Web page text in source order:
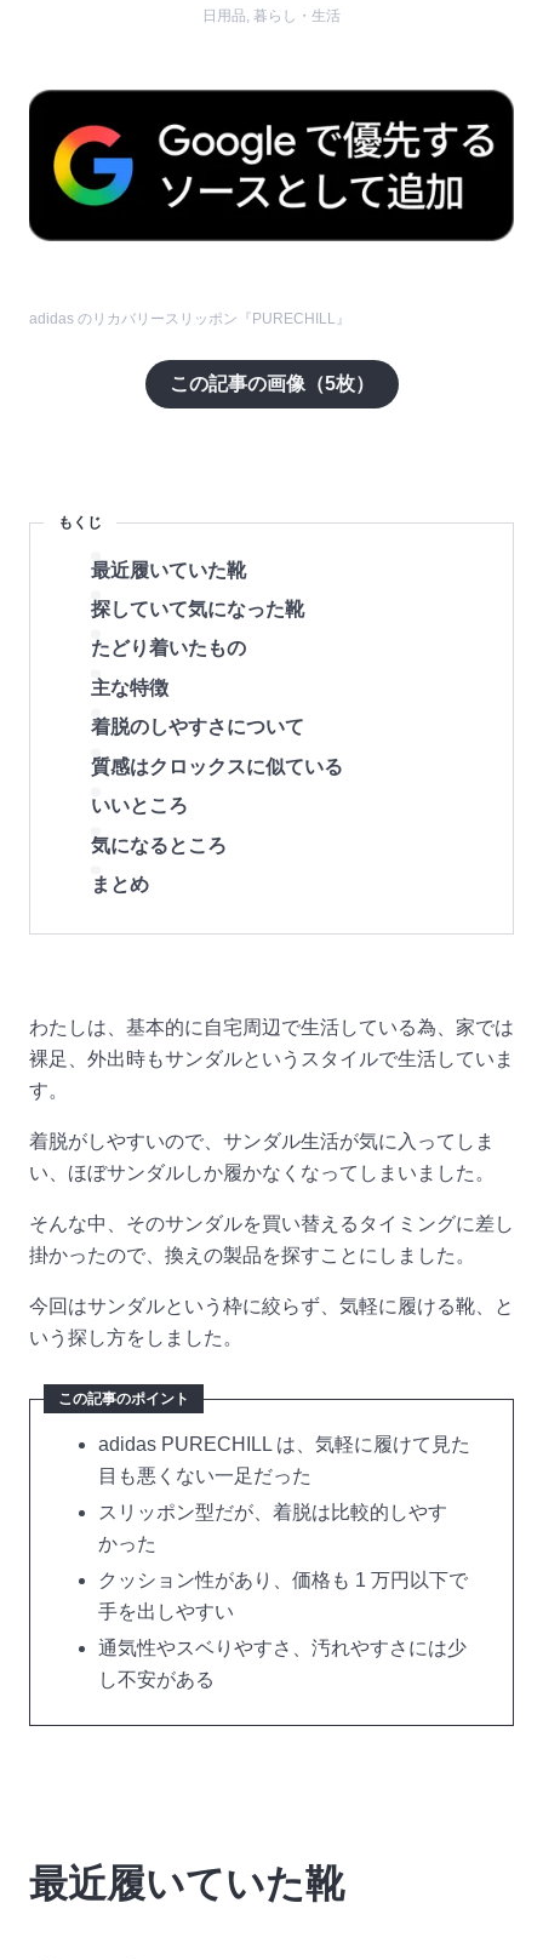
日用品, 暮らし・生活
adidas のリカバリースリッポン『PURECHILL』
この記事の画像（5枚）
もくじ
最近履いていた靴
探していて気になった靴
たどり着いたもの
主な特徴
着脱のしやすさについて
質感はクロックスに似ている
いいところ
気になるところ
まとめ
わたしは、基本的に自宅周辺で生活している為、家では
裸足、外出時もサンダルというスタイルで生活していま
す。
着脱がしやすいので、サンダル生活が気に入ってしま
い、ほぼサンダルしか履かなくなってしまいました。
そんな中、そのサンダルを買い替えるタイミングに差し
掛かったので、換えの製品を探すことにしました。
今回はサンダルという枠に絞らず、気軽に履ける靴、と
いう探し方をしました。
この記事のポイント
adidas PURECHILL は、気軽に履けて見た
目も悪くない一足だった
スリッポン型だが、着脱は比較的しやす
かった
クッション性があり、価格も 1 万円以下で
手を出しやすい
通気性やスベりやすさ、汚れやすさには少
し不安がある
最近履いていた靴